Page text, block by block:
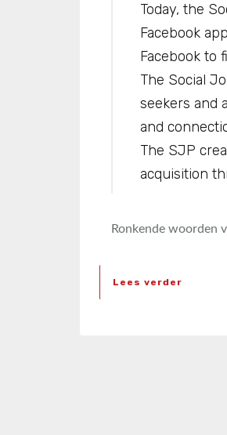
Today, the
Facebook
Facebook to
The Social
seekers and
and
The SJP
acquisition
Ronkende woorden
Lees verder